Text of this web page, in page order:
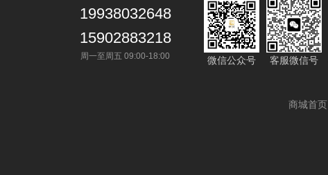
19938032648
15902883218
周一至周五 09:00-18:00 微信公众号 客服微信号
商城首页